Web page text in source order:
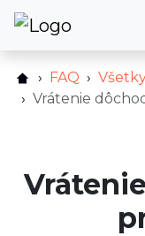
Služby
Blog
FAQ
Vrátenie